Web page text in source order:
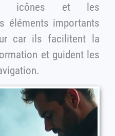
icônes et les
facilitent la
et guident les